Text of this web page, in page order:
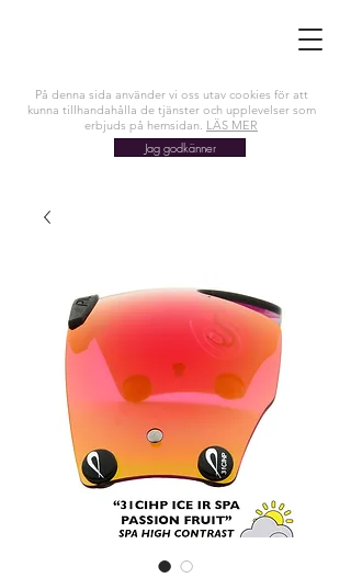
På denna sida använder vi oss utav cookies för att
kunna tillhandahålla de tjänster och upplevelser som
erbjuds på hemsidan. LÄS MER
Jag godkänner